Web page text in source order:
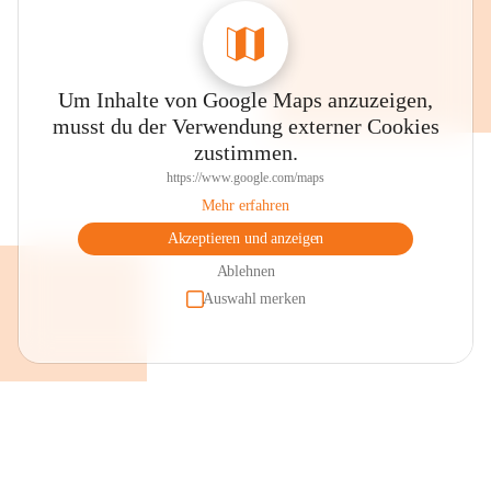
Um Inhalte von Google Maps anzuzeigen,
musst du der Verwendung externer Cookies
zustimmen.
https://www.google.com/maps
Mehr erfahren
Akzeptieren und anzeigen
Ablehnen
Auswahl merken